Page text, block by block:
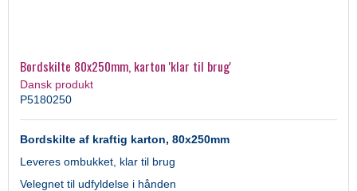
Bordskilte 80x250mm, karton 'klar til brug'
Dansk produkt
P5180250
Bordskilte af kraftig karton, 80x250mm
Leveres ombukket, klar til brug
Velegnet til udfyldelse i hånden